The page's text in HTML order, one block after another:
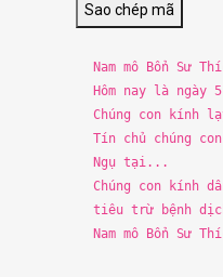
Sao chép mã
Nam mô Bổn Sư Th
Hôm nay là ngày 5
Chúng con kính
Tín chủ chúng
Ngụ tại...
Chúng con kính
tiêu trừ bệnh
Nam mô
Bổn Sư Th